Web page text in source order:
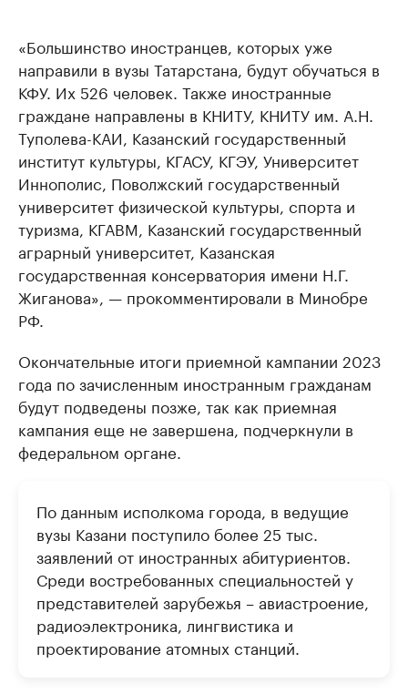
«Большинство иностранцев, которых уже
направили в вузы Татарстана, будут обучаться в
КФУ. Их 526 человек. Также иностранные
граждане направлены в КНИТУ, КНИТУ им. А.Н.
Туполева-КАИ, Казанский государственный
институт культуры, КГАСУ, КГЭУ, Университет
Иннополис, Поволжский государственный
университет физической культуры, спорта и
туризма, КГАВМ, Казанский государственный
аграрный университет, Казанская
государственная консерватория имени Н.Г.
Жиганова», — прокомментировали в Минобре
РФ.
Окончательные итоги приемной кампании 2023
года по зачисленным иностранным гражданам
будут подведены позже, так как приемная
кампания еще не завершена, подчеркнули в
федеральном органе.
По данным исполкома города, в ведущие
вузы Казани поступило более 25 тыс.
заявлений от иностранных абитуриентов.
Среди востребованных специальностей у
представителей зарубежья – авиастроение,
радиоэлектроника, лингвистика и
проектирование атомных станций.